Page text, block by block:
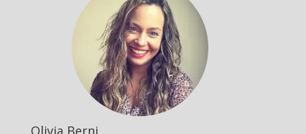
Olivia Berni